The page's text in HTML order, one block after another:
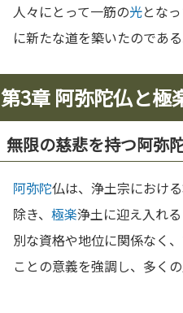
人々にとって一筋の光となっ
に新たな道を築いたのである
第3章 阿弥陀仏と
無限の慈悲を持つ阿弥
阿弥陀仏は、浄土宗におけ
除き、 極楽浄土に迎え入れる
別な資格や地位に関係なく
ことの意義を強調し、多く